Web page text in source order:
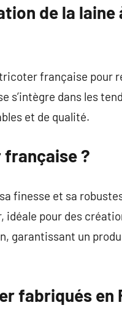
de la
française pour
s’intègre dans les
et de qualité.
?
finesse et sa
pour des
garantissant un
fabriqués en